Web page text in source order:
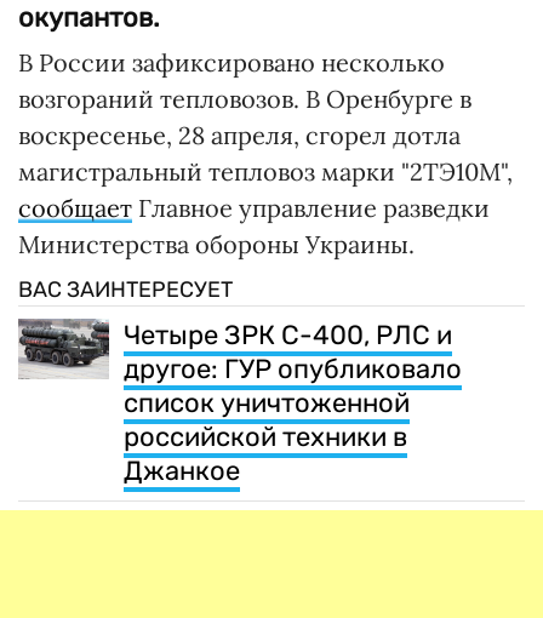
окупантов.
В России зафиксировано несколько
возгораний тепловозов. В Оренбурге в
воскресенье, 28 апреля, сгорел дотла
магистральный тепловоз марки "2ТЭ10М",
сообщает Главное управление разведки
Министерства обороны Украины.
ВАС ЗАИНТЕРЕСУЕТ
Четыре ЗРК С-400, РЛС и
другое: ГУР опубликовало
список уничтоженной
российской техники в
Джанкое